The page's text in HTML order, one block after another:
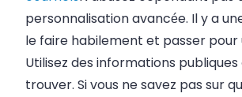
personnalisation avancée. Il y a
le faire habilement et passer pour
Utilisez des informations
trouver. Si vous ne savez pas sur